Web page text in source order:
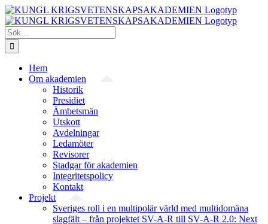
Fortsätt
till
innehållet
Sök
efter:
Hem
Om akademien
Historik
Presidiet
Ämbetsmän
Utskott
Avdelningar
Ledamöter
Revisorer
Stadgar för akademien
Integritetspolicy
Kontakt
Projekt
Sveriges roll i en multipolär värld med multidomäna
slagfält – från projektet SV-A-R till SV-A-R 2.0: Next